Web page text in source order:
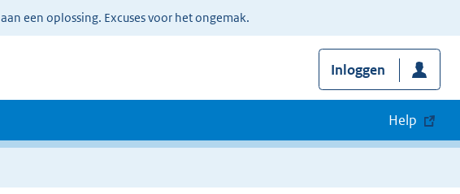
een oplossing. Excuses voor het ongemak.
Inloggen
Help